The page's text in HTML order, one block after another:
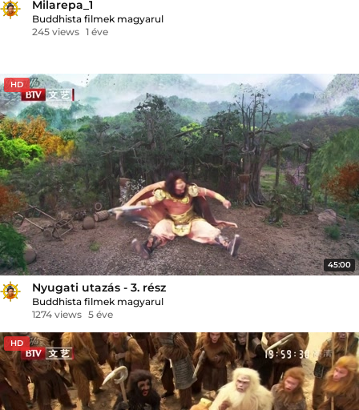
Milarepa_1
Buddhista filmek magyarul
245 views 1 éve
HD
45:00
Nyugati utazás - 3. rész
Buddhista filmek magyarul
1274 views 5 éve
HD